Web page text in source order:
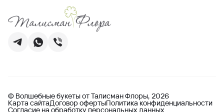
© Волшебные букеты от Талисман Флоры, 2026
Карта сайтаДоговор офертыПолитика конфиденциальности
Согласие на обработку персональных данных